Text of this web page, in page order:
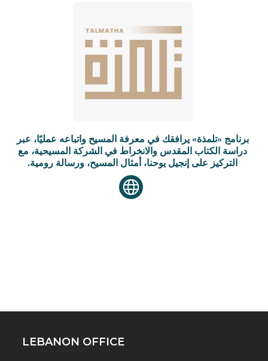
برنامج «تلمذة» يرافقك في معرفة المسيح واتباعه عمليًا، عبر
دراسة الكتاب المقدس والانخراط في الشركة المسيحية، مع
التركيز على إنجيل يوحنا، أمثال المسيح، ورسالة رومية.
LEBANON OFFICE